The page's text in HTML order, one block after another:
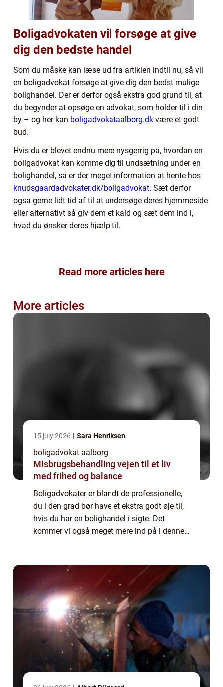
Boligadvokaten vil forsøge at give
dig den bedste handel
Som du måske kan læse ud fra artiklen indtil nu, så vil
en boligadvokat forsøge at give dig den bedst mulige
bolighandel. Der er derfor også ekstra god grund til, at
du begynder at opsøge en advokat, som holder til i din
by – og her kan boligadvokataalborg.dk være et godt
bud.
Hvis du er blevet endnu mere nysgerrig på, hvordan en
boligadvokat kan komme dig til undsætning under en
bolighandel, så er der meget information at hente hos
knudsgaardadvokater.dk/boligadvokat. Sæt derfor
også gerne lidt tid af til at undersøge deres hjemmeside
eller alternativt så giv dem et kald og sæt dem ind i,
hvad du ønsker deres hjælp til.
Read more articles here
More articles
15 july 2026 Sara Henriksen
boligadvokat aalborg
Misbrugsbehandling vejen til et liv
med frihed og balance
Boligadvokater er blandt de professionelle,
du i den grad bør have et ekstra godt øje til,
hvis du har en bolighandel i sigte. Det
kommer vi også meget mere ind på i denne